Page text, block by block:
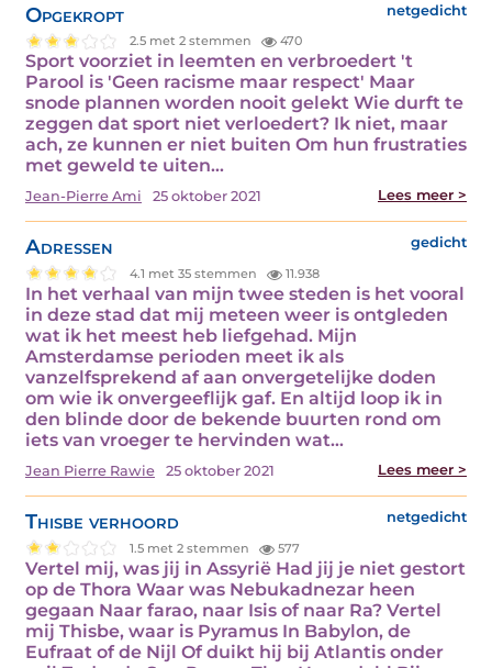
Opgekropt netgedicht
2.5 met 2 stemmen 470
Sport voorziet in leemten en verbroedert 't
Parool is 'Geen racisme maar respect' Maar
snode plannen worden nooit gelekt Wie durft te
zeggen dat sport niet verloedert? Ik niet, maar
ach, ze kunnen er niet buiten Om hun frustraties
met geweld te uiten…
Jean-Pierre Ami 25 oktober 2021 Lees meer >
Adressen gedicht
4.1 met 35 stemmen 11.938
In het verhaal van mijn twee steden is het vooral
in deze stad dat mij meteen weer is ontgleden
wat ik het meest heb liefgehad. Mijn
Amsterdamse perioden meet ik als
vanzelfsprekend af aan onvergetelijke doden
om wie ik onvergeeflijk gaf. En altijd loop ik in
den blinde door de bekende buurten rond om
iets van vroeger te hervinden wat…
Jean Pierre Rawie 25 oktober 2021 Lees meer >
Thisbe verhoord netgedicht
1.5 met 2 stemmen 577
Vertel mij, was jij in Assyrië Had jij je niet gestort
op de Thora Waar was Nebukadnezar heen
gegaan Naar farao, naar Isis of naar Ra? Vertel
mij Thisbe, waar is Pyramus In Babylon, de
Eufraat of de Nijl Of duikt hij bij Atlantis onder